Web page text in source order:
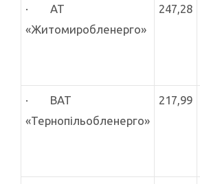
· АТ
«Житомиробленерго»
247,28
· ВАТ
«Тернопільобленерго»
217,99